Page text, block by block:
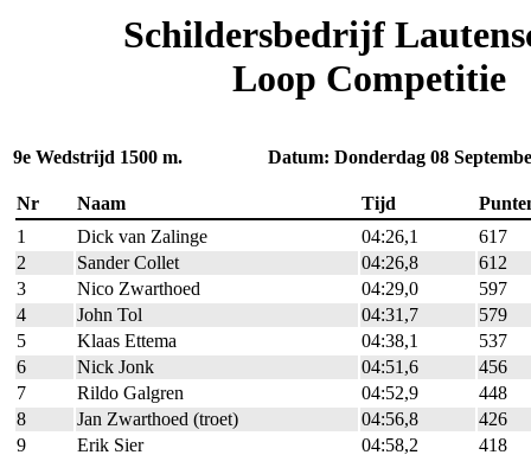
Schildersbedrijf
Loop Competitie
9e Wedstrijd 1500 m. Datum: Donderdag 08
Nr Naam Tijd
1
Dick van Zalinge 04:26,1
617
2
Sander Collet 04:26,8
612
3
Nico Zwarthoed 04:29,0
597
4
John Tol 04:31,7
579
5
Klaas Ettema 04:38,1
537
6
Nick Jonk 04:51,6
456
7
Rildo Galgren 04:52,9
448
8
Jan Zwarthoed (troet) 04:56,8
426
9
Erik Sier 04:58,2
418